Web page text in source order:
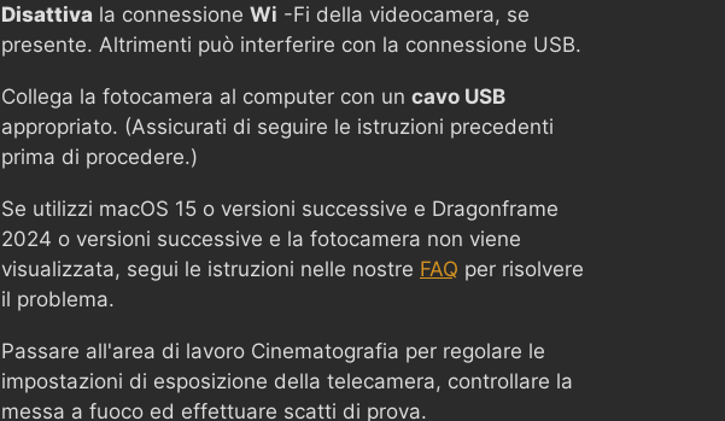
Disattiva la connessione Wi -Fi della videocamera, se
presente. Altrimenti può interferire con la connessione USB.
Collega la fotocamera al computer con un cavo USB
appropriato. (Assicurati di seguire le istruzioni precedenti
prima di procedere.)
Se utilizzi macOS 15 o versioni successive e Dragonframe
2024 o versioni successive e la fotocamera non viene
visualizzata, segui le istruzioni nelle nostre FAQ per risolvere
il problema.
Passare all'area di lavoro Cinematografia per regolare le
impostazioni di esposizione della telecamera, controllare la
messa a fuoco ed effettuare scatti di prova.